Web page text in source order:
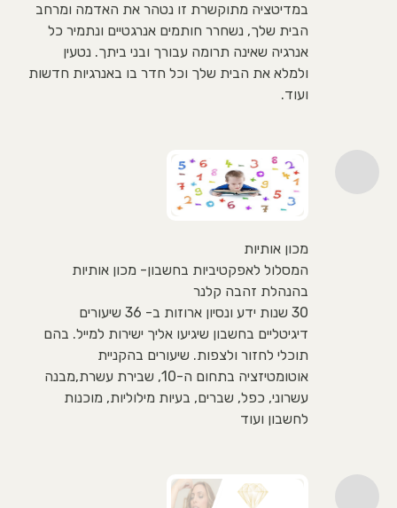
במדיטציה מתוקשרת זו נטהר את האדמה ומרחב
הבית שלך, נשחרר חותמים אנרגטיים ונתמיר כל
אנרגיה שאינה תרומה עבורך ובני ביתך. נטעין
ולמלא את הבית שלך וכל חדר בו באנרגיות חדשות
ועוד.
מכון אותיות
המסלול לאפקטיביות בחשבון- מכון אותיות
בהנהלת זהבה קלנר
30 שנות ידע ונסיון ארוזות ב- 36 שיעורים
דיגיטליים בחשבון שיגיעו אליך ישירות למייל. בהם
תוכלי לחזור ולצפות. שיעורים בהקניית
אוטומטיזציה בתחום ה-10, שבירת עשרת,מבנה
עשרוני, כפל, שברים, בעיות מילוליות, מוכנות
לחשבון ועוד